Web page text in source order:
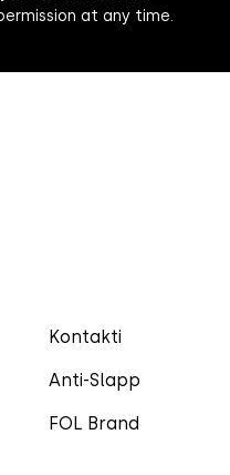
Kontakti
Anti-Slapp
FOL Brand
at any time.